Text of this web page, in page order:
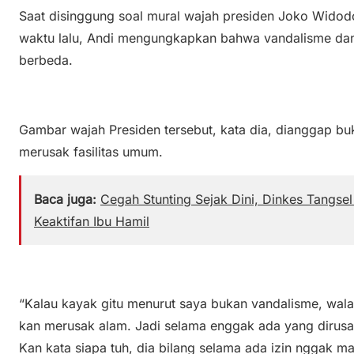
Saat disinggung soal mural wajah presiden Joko
waktu lalu, Andi mengungkapkan bahwa vandalisme
berbeda.
Gambar wajah Presiden tersebut, kata dia, dianggap
merusak fasilitas umum.
Baca juga: Cegah Stunting Sejak Dini, Dinkes
Keaktifan Ibu Hamil
“Kalau kayak gitu menurut saya bukan vandalisme,
kan merusak alam. Jadi selama enggak ada yang
Kan kata siapa tuh, dia bilang selama ada izin nggak